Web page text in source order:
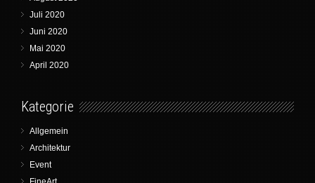
Juli 2020
Juni 2020
Mai 2020
April 2020
Kategorie
Allgemein
Architektur
Event